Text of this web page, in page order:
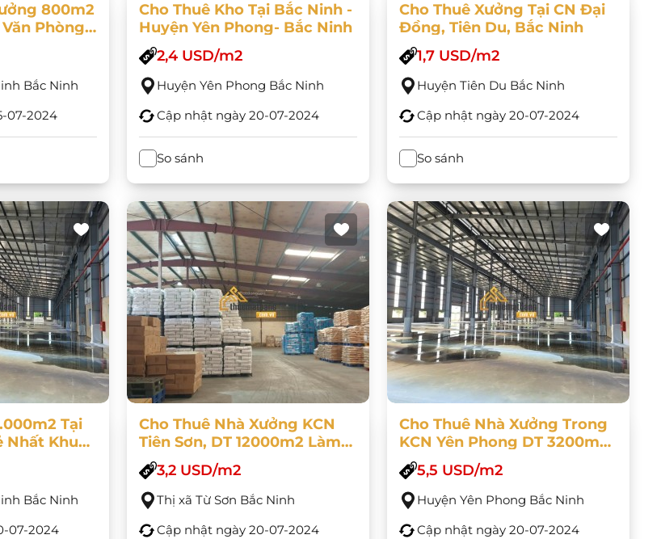
800m2
Phòng
Võ 1
Bắc Ninh
07-2024
Cho Thuê Kho Tại Bắc Ninh -
Huyện Yên Phong- Bắc Ninh
2,4 USD/m2
Huyện Yên Phong Bắc Ninh
Cập nhật ngày 20-07-2024
So sánh
Cho Thuê Xưởng Tại CN Đại
Đồng, Tiên Du, Bắc Ninh
1,7 USD/m2
Huyện Tiên Du Bắc Ninh
Cập nhật ngày 20-07-2024
So sánh
Tại
Nhất Khu
Bắc Ninh
07-2024
Cho Thuê Nhà Xưởng KCN
Tiên Sơn, DT 12000m2 Làm
Được Chế Xuất
3,2 USD/m2
Thị xã Từ Sơn Bắc Ninh
Cập nhật ngày 20-07-2024
Cho Thuê Nhà Xưởng Trong
KCN Yên Phong DT 3200m2
Độc Lập, Phù Hợp Sản
Xuất/showroom Trưng Bày
5,5 USD/m2
Huyện Yên Phong Bắc Ninh
Cập nhật ngày 20-07-2024